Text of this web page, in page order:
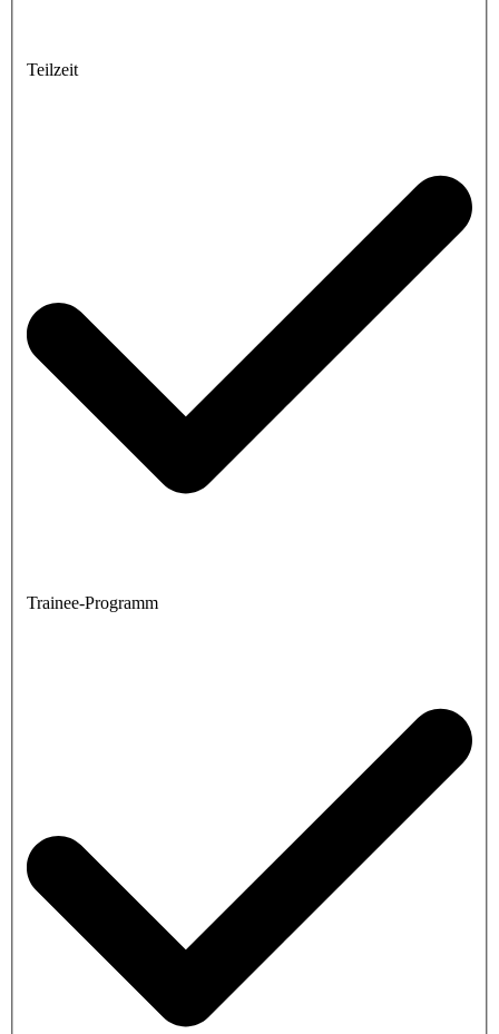
Teilzeit
Trainee-Programm